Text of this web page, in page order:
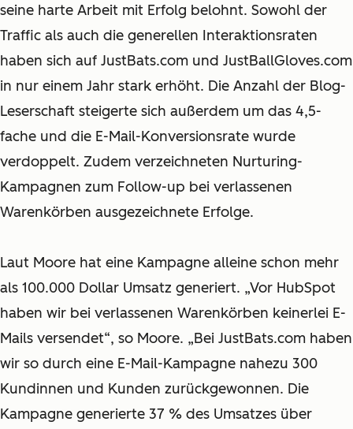
seine harte Arbeit mit Erfolg belohnt. Sowohl der
Traffic als auch die generellen Interaktionsraten
haben sich auf JustBats.com und JustBallGloves.com
in nur einem Jahr stark erhöht. Die Anzahl der Blog-
Leserschaft steigerte sich außerdem um das 4,5-
fache und die E-Mail-Konversionsrate wurde
verdoppelt. Zudem verzeichneten Nurturing-
Kampagnen zum Follow-up bei verlassenen
Warenkörben ausgezeichnete Erfolge.
Laut Moore hat eine Kampagne alleine schon mehr
als 100.000 Dollar Umsatz generiert. „Vor HubSpot
haben wir bei verlassenen Warenkörben keinerlei E-
Mails versendet“, so Moore. „Bei JustBats.com haben
wir so durch eine E-Mail-Kampagne nahezu 300
Kundinnen und Kunden zurückgewonnen. Die
Kampagne generierte 37 % des Umsatzes über